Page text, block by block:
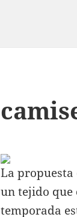
La propuesta
un tejido que
temporada